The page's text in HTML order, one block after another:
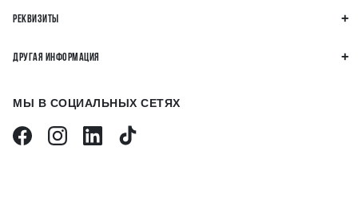
РЕКВИЗИТЫ
ДРУГАЯ ИНФОРМАЦИЯ
МЫ В СОЦИАЛЬНЫХ СЕТЯХ